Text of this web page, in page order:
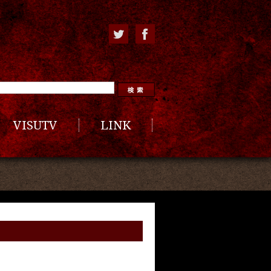
VISUTV LINK